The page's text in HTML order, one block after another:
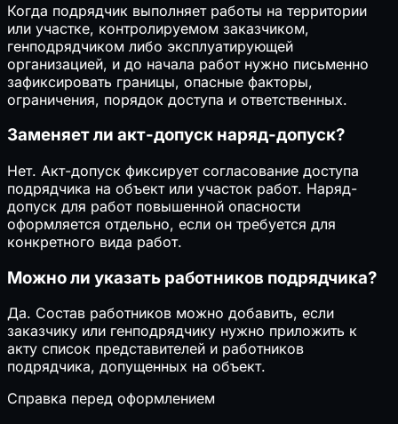
Когда подрядчик выполняет работы на территории
или участке, контролируемом заказчиком,
генподрядчиком либо эксплуатирующей
организацией, и до начала работ нужно письменно
зафиксировать границы, опасные факторы,
ограничения, порядок доступа и ответственных.
Заменяет ли акт-допуск наряд-допуск?
Нет. Акт-допуск фиксирует согласование доступа
подрядчика на объект или участок работ. Наряд-
допуск для работ повышенной опасности
оформляется отдельно, если он требуется для
конкретного вида работ.
Можно ли указать работников подрядчика?
Да. Состав работников можно добавить, если
заказчику или генподрядчику нужно приложить к
акту список представителей и работников
подрядчика, допущенных на объект.
Справка перед оформлением